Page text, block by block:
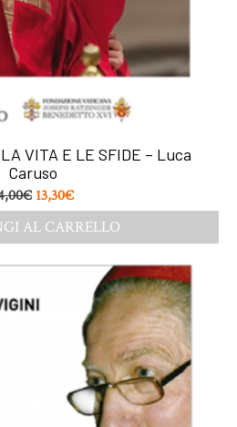
VITA E LE SFIDE – Luca
Caruso
€ 13,30€
AL CARRELLO